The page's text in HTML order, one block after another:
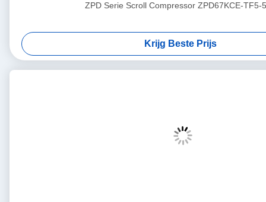
ZPD Serie Scroll Compressor ZPD67KCE-TF5-
Krijg Beste Prijs